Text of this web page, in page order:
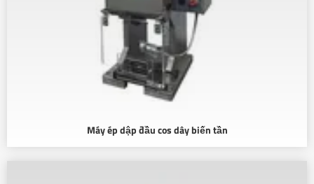
Máy ép dập đầu cos dây biến tần